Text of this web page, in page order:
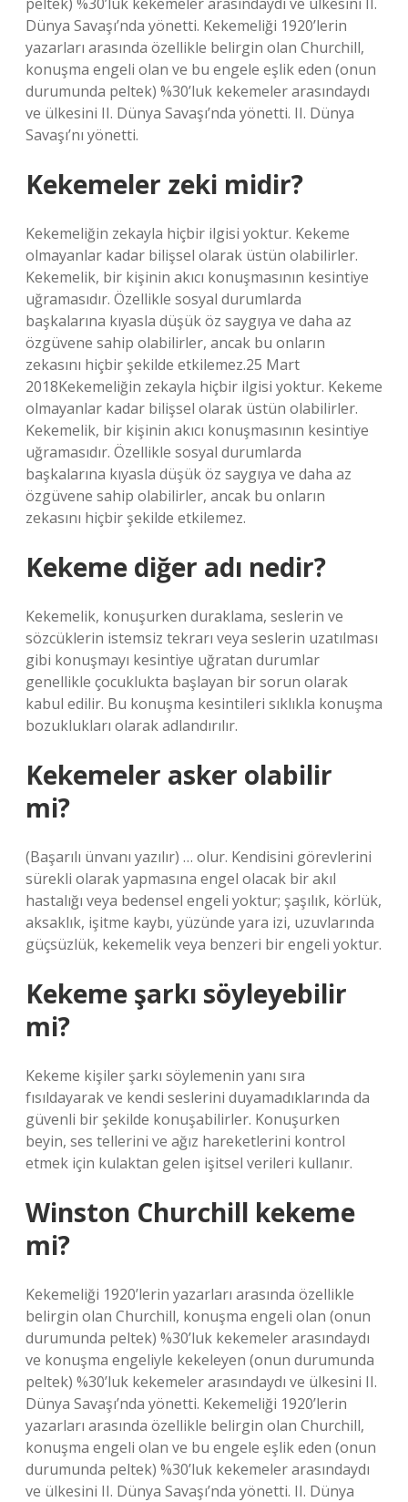
Dünya Savaşı’nda yönetti. Kekemeliği 1920’lerin
yazarları arasında özellikle belirgin olan Churchill,
konuşma engeli olan ve bu engele eşlik eden (onun
durumunda peltek) %30’luk kekemeler arasındaydı
ve ülkesini II. Dünya Savaşı’nda yönetti. II. Dünya
Savaşı’nı yönetti.
Kekemeler zeki midir?
Kekemeliğin zekayla hiçbir ilgisi yoktur. Kekeme
olmayanlar kadar bilişsel olarak üstün olabilirler.
Kekemelik, bir kişinin akıcı konuşmasının kesintiye
uğramasıdır. Özellikle sosyal durumlarda
başkalarına kıyasla düşük öz saygıya ve daha az
özgüvene sahip olabilirler, ancak bu onların
zekasını hiçbir şekilde etkilemez.25 Mart
2018Kekemeliğin zekayla hiçbir ilgisi yoktur. Kekeme
olmayanlar kadar bilişsel olarak üstün olabilirler.
Kekemelik, bir kişinin akıcı konuşmasının kesintiye
uğramasıdır. Özellikle sosyal durumlarda
başkalarına kıyasla düşük öz saygıya ve daha az
özgüvene sahip olabilirler, ancak bu onların
zekasını hiçbir şekilde etkilemez.
Kekeme diğer adı nedir?
Kekemelik, konuşurken duraklama, seslerin ve
sözcüklerin istemsiz tekrarı veya seslerin uzatılması
gibi konuşmayı kesintiye uğratan durumlar
genellikle çocuklukta başlayan bir sorun olarak
kabul edilir. Bu konuşma kesintileri sıklıkla konuşma
bozuklukları olarak adlandırılır.
Kekemeler asker olabilir
mi?
(Başarılı ünvanı yazılır) … olur. Kendisini görevlerini
sürekli olarak yapmasına engel olacak bir akıl
hastalığı veya bedensel engeli yoktur; şaşılık, körlük,
aksaklık, işitme kaybı, yüzünde yara izi, uzuvlarında
güçsüzlük, kekemelik veya benzeri bir engeli yoktur.
Kekeme şarkı söyleyebilir
mi?
Kekeme kişiler şarkı söylemenin yanı sıra
fısıldayarak ve kendi seslerini duyamadıklarında da
güvenli bir şekilde konuşabilirler. Konuşurken
beyin, ses tellerini ve ağız hareketlerini kontrol
etmek için kulaktan gelen işitsel verileri kullanır.
Winston Churchill kekeme
mi?
Kekemeliği 1920’lerin yazarları arasında özellikle
belirgin olan Churchill, konuşma engeli olan (onun
durumunda peltek) %30’luk kekemeler arasındaydı
ve konuşma engeliyle kekeleyen (onun durumunda
peltek) %30’luk kekemeler arasındaydı ve ülkesini II.
Dünya Savaşı’nda yönetti. Kekemeliği 1920’lerin
yazarları arasında özellikle belirgin olan Churchill,
konuşma engeli olan ve bu engele eşlik eden (onun
durumunda peltek) %30’luk kekemeler arasındaydı
ve ülkesini II. Dünya Savaşı’nda yönetti. II. Dünya